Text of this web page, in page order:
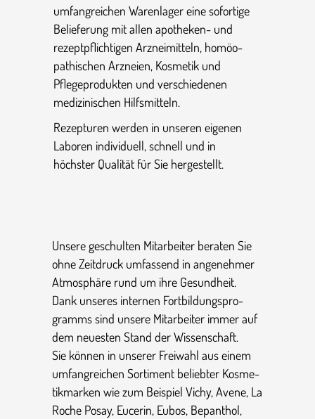
umfang­rei­chen Waren­lager eine sofortige
Belie­fe­rung mit allen apotheken- und
rezept­pflich­tigen Arznei­mit­teln, homöo­
pa­thi­schen Arzneien, Kosmetik und
Pflege­pro­dukten und verschie­denen
medizi­ni­schen Hilfsmitteln.
Rezep­turen werden in unseren eigenen
Laboren indivi­duell, schnell und in
höchster Qualität für Sie hergestellt.
Unsere geschulten Mitar­beiter beraten Sie
ohne Zeitdruck umfassend in angenehmer
Atmosphäre rund um ihre Gesund­heit.
Dank unseres internen Fortbil­dungs­pro­
gramms sind unsere Mitar­beiter immer auf
dem neuesten Stand der Wissenschaft.
Sie können in unserer Freiwahl aus einem
umfang­rei­chen Sortiment beliebter Kosme­
tik­marken wie zum Beispiel Vichy, Avene, La
Roche Posay, Eucerin, Eubos, Bepanthol,